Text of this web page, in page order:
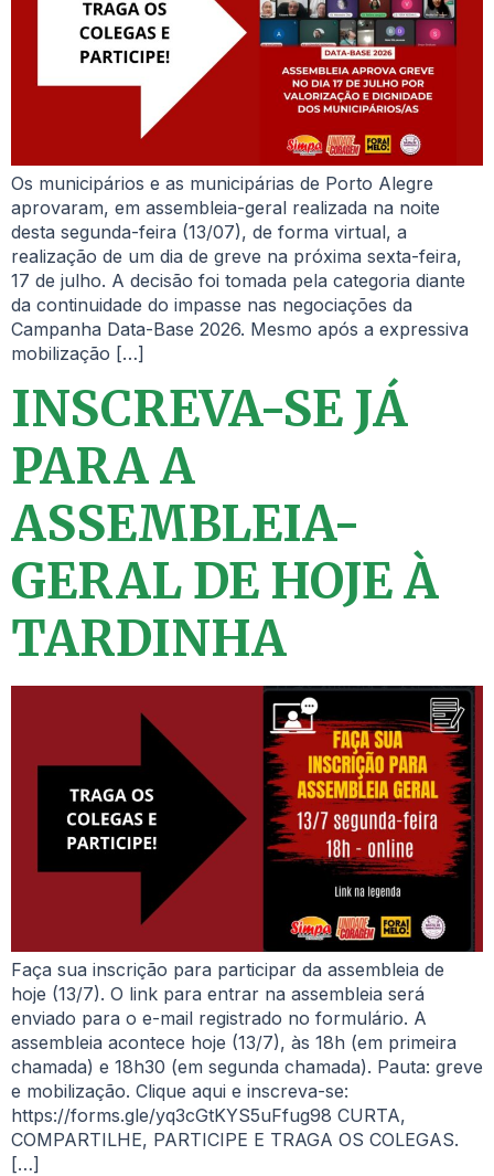
Os municipários e as municipárias de Porto Alegre
aprovaram, em assembleia-geral realizada na noite
desta segunda-feira (13/07), de forma virtual, a
realização de um dia de greve na próxima sexta-feira,
17 de julho. A decisão foi tomada pela categoria diante
da continuidade do impasse nas negociações da
Campanha Data-Base 2026. Mesmo após a expressiva
mobilização […]
INSCREVA-SE JÁ
PARA A
ASSEMBLEIA-
GERAL DE HOJE À
TARDINHA
Faça sua inscrição para participar da assembleia de
hoje (13/7). O link para entrar na assembleia será
enviado para o e-mail registrado no formulário. A
assembleia acontece hoje (13/7), às 18h (em primeira
chamada) e 18h30 (em segunda chamada). Pauta: greve
e mobilização. Clique aqui e inscreva-se:
https://forms.gle/yq3cGtKYS5uFfug98 CURTA,
COMPARTILHE, PARTICIPE E TRAGA OS COLEGAS.
[…]